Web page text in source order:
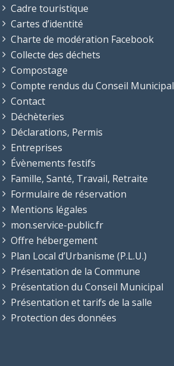
Cadre touristique
Cartes d’identité
Charte de modération Facebook
Collecte des déchets
Compostage
Compte rendus du Conseil Municipal
Contact
Déchèteries
Déclarations, Permis
Entreprises
Évènements festifs
Famille, Santé, Travail, Retraite
Formulaire de réservation
Mentions légales
mon.service-public.fr
Offre hébergement
Plan Local d’Urbanisme (P.L.U.)
Présentation de la Commune
Présentation du Conseil Municipal
Présentation et tarifs de la salle
Protection des données